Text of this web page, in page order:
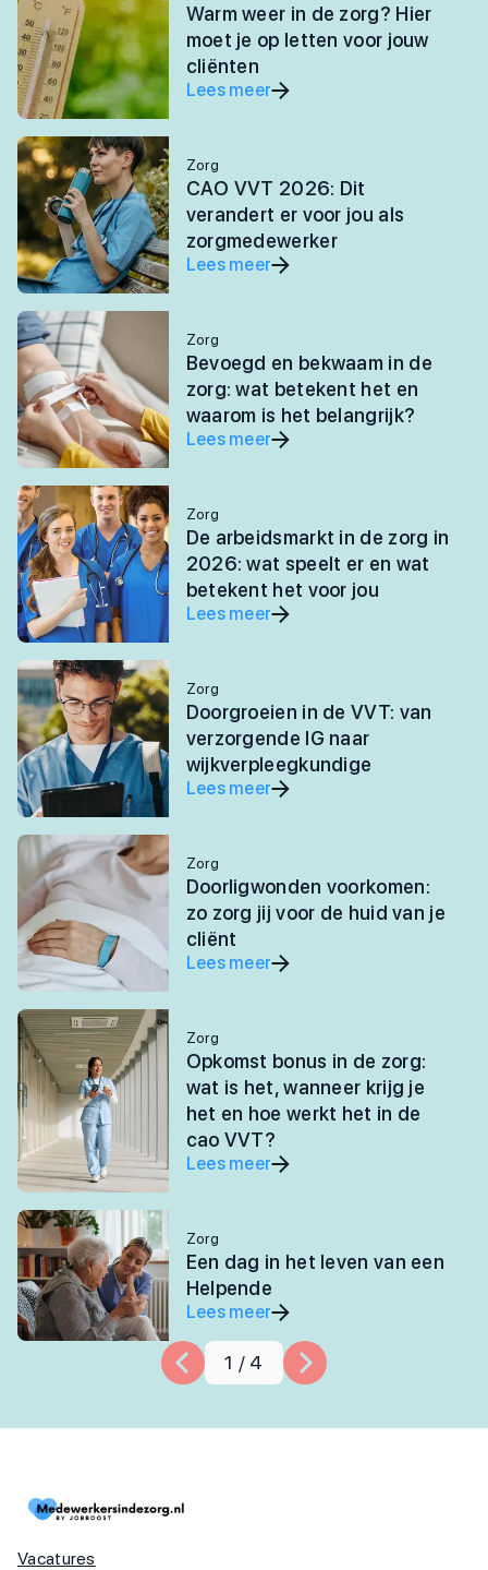
Warm weer in de zorg? Hier
moet je op letten voor jouw
cliënten
Lees meer
Zorg
CAO VVT 2026: Dit
verandert er voor jou als
zorgmedewerker
Lees meer
Zorg
Bevoegd en bekwaam in de
zorg: wat betekent het en
waarom is het belangrijk?
Lees meer
Zorg
De arbeidsmarkt in de zorg in
2026: wat speelt er en wat
betekent het voor jou
Lees meer
Zorg
Doorgroeien in de VVT: van
verzorgende IG naar
wijkverpleegkundige
Lees meer
Zorg
Doorligwonden voorkomen:
zo zorg jij voor de huid van je
cliënt
Lees meer
Zorg
Opkomst bonus in de zorg:
wat is het, wanneer krijg je
het en hoe werkt het in de
cao VVT?
Lees meer
Zorg
Een dag in het leven van een
Helpende
Lees meer
1 / 4
Vacatures